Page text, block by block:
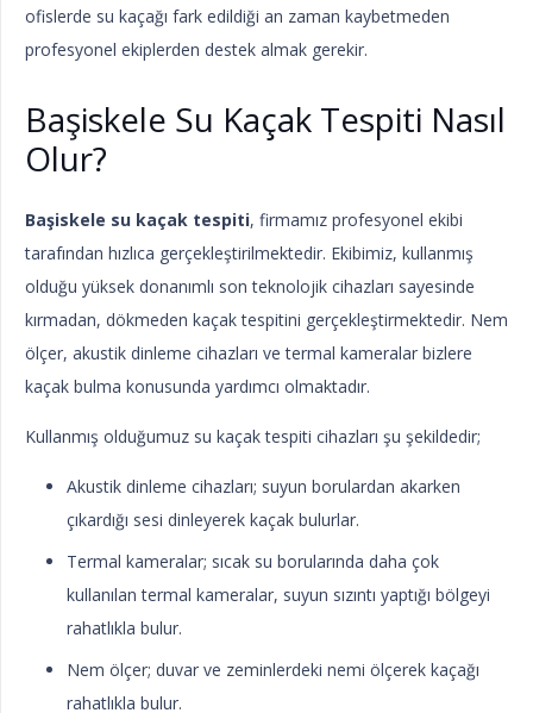
ofislerde su kaçağı fark edildiği an zaman kaybetmeden
profesyonel ekiplerden destek almak gerekir.
Başiskele Su Kaçak Tespiti Nasıl
Olur?
Başiskele su kaçak tespiti, firmamız profesyonel ekibi
tarafından hızlıca gerçekleştirilmektedir. Ekibimiz, kullanmış
olduğu yüksek donanımlı son teknolojik cihazları sayesinde
kırmadan, dökmeden kaçak tespitini gerçekleştirmektedir. Nem
ölçer, akustik dinleme cihazları ve termal kameralar bizlere
kaçak bulma konusunda yardımcı olmaktadır.
Kullanmış olduğumuz su kaçak tespiti cihazları şu şekildedir;
Akustik dinleme cihazları; suyun borulardan akarken
çıkardığı sesi dinleyerek kaçak bulurlar.
Termal kameralar; sıcak su borularında daha çok
kullanılan termal kameralar, suyun sızıntı yaptığı bölgeyi
rahatlıkla bulur.
Nem ölçer; duvar ve zeminlerdeki nemi ölçerek kaçağı
rahatlıkla bulur.